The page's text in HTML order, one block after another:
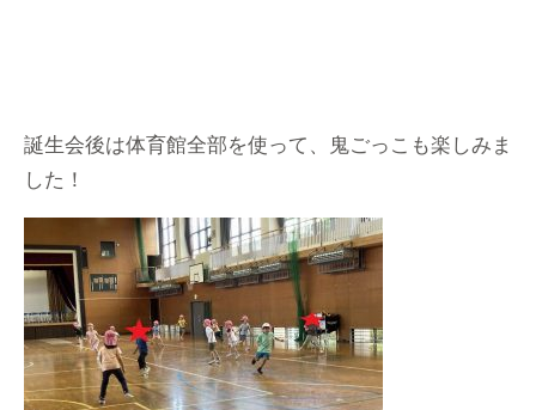
誕生会後は体育館全部を使って、鬼ごっこも楽しみま
した！